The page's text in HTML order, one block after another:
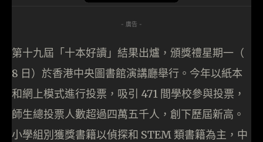
- 廣告 -
第十九屆「十本好讀」結果出爐，頒獎禮星期一（
8 日）於香港中央圖書館演講廳舉行。今年以紙本
和網上模式進行投票，吸引 471 間學校參與投票，
師生總投票人數超過四萬五千人，創下歷屆新高。
小學組別獲獎書籍以偵探和 STEM 類書籍為主，中